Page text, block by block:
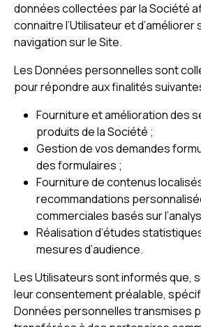
données collectées par la Société
connaitre l’Utilisateur et
navigation sur le Site.
Les Données personnelles sont
pour répondre aux finalités
Fourniture et amélioration des
produits de la Société ;
Gestion de vos demandes
des formulaires ;
Fourniture de contenus
recommandations
commerciales basés sur
Réalisation d’études
mesures d’audience.
Les Utilisateurs sont informés que,
leur consentement préalable,
Données personnelles transmises